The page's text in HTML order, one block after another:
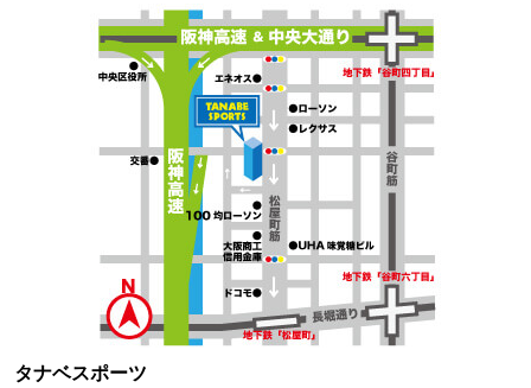
タナベスポーツ